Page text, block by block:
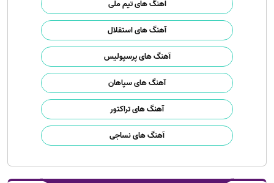
اهنگ های تیم ملی
آهنگ های استقلال
آهنگ های پرسپولیس
آهنگ های سپاهان
آهنگ های تراکتور
آهنگ های نساجی